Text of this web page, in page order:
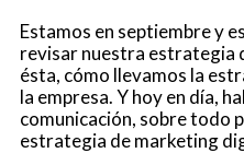
Estamos en septiembre y
revisar nuestra estrategia
ésta, cómo llevamos la
la empresa. Y hoy en día,
comunicación, sobre todo
estrategia de marketing